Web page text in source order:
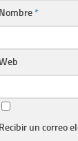
Nombre*
Recibir un correo